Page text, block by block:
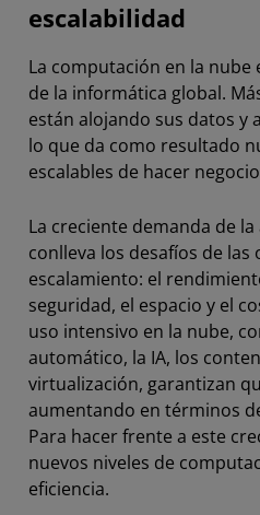
escalabilidad
La computación en la nube
de la informática global.
están alojando sus datos y
lo que da como resultado
escalables de hacer
La creciente demanda de
conlleva los desafíos de las
escalamiento: el
seguridad, el espacio y el
uso intensivo en la nube,
automático, la IA, los
virtualización, garantizan
aumentando en términos
Para hacer frente a este
nuevos niveles de
eficiencia.